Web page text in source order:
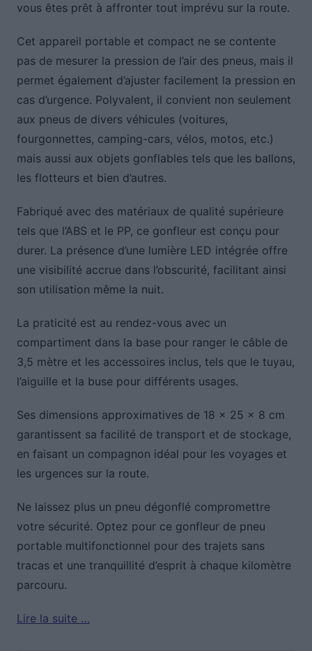
vous êtes prêt à affronter tout imprévu sur la route.
Cet appareil portable et compact ne se contente
pas de mesurer la pression de l’air des pneus, mais il
permet également d’ajuster facilement la pression en
cas d’urgence. Polyvalent, il convient non seulement
aux pneus de divers véhicules (voitures,
fourgonnettes, camping-cars, vélos, motos, etc.)
mais aussi aux objets gonflables tels que les ballons,
les flotteurs et bien d’autres.
Fabriqué avec des matériaux de qualité supérieure
tels que l’ABS et le PP, ce gonfleur est conçu pour
durer. La présence d’une lumière LED intégrée offre
une visibilité accrue dans l’obscurité, facilitant ainsi
son utilisation même la nuit.
La praticité est au rendez-vous avec un
compartiment dans la base pour ranger le câble de
3,5 mètre et les accessoires inclus, tels que le tuyau,
l’aiguille et la buse pour différents usages.
Ses dimensions approximatives de 18 x 25 x 8 cm
garantissent sa facilité de transport et de stockage,
en faisant un compagnon idéal pour les voyages et
les urgences sur la route.
Ne laissez plus un pneu dégonflé compromettre
votre sécurité. Optez pour ce gonfleur de pneu
portable multifonctionnel pour des trajets sans
tracas et une tranquillité d’esprit à chaque kilomètre
parcouru.
Lire la suite …